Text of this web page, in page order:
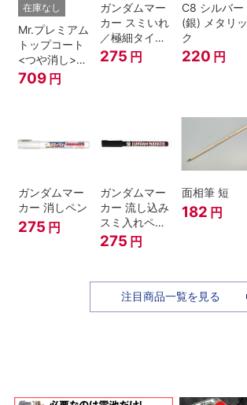
在庫なし
Mr.プレミアム
トップコート
<つや消し>
スプレー
709 円
ガンダムマー
カー スミいれ
／極細タイプ
（ブラック）
275 円
C8 シルバー
(銀) メタリッ
ク
220 円
ガンダムマー
カー 消しペン
275 円
ガンダムマー
カー 流し込み
スミ入れペン
ブラック
275 円
面相筆 短
182 円
注目商品一覧を見る